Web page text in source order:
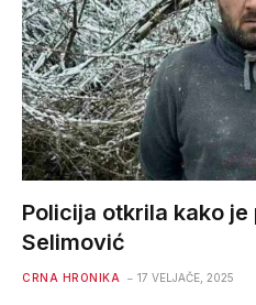
Policija otkrila kako je
Selimović
CRNA HRONIKA 17 VELJAČE, 2025